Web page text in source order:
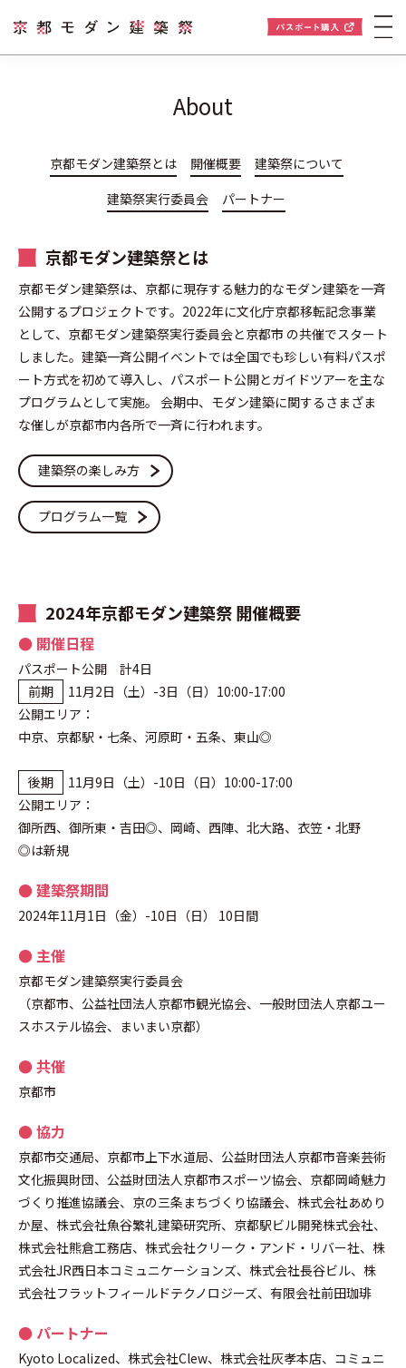
About
京都モダン建築祭とは 開催概要
建築祭について
建築祭実行委員会
パートナー
京都モダン建築祭とは
京都モダン建築祭は、京都に現存する魅力的なモダン建築を一斉
公開するプロジェクトです。2022年に文化庁京都移転記念事業
として、京都モダン建築祭実行委員会と京都市 の共催でスタート
しました。建築一斉公開イベントでは全国でも珍しい有料パスポ
ート方式を初めて導入し、パスポート公開とガイドツアーを主な
プログラムとして実施。 会期中、モダン建築に関するさまざま
な催しが京都市内各所で一斉に行われます。
建築祭の楽しみ方
プログラム一覧
2024年京都モダン建築祭 開催概要
● 開催日程
パスポート公開 計4日
前期
11月2日（土）-3日（日）10:00-17:00
公開エリア：
中京、京都駅・七条、河原町・五条、東山◎
後期
11月9日（土）-10日（日）10:00-17:00
公開エリア：
御所西、御所東・吉田◎、岡崎、西陣、北大路、衣笠・北野
◎は新規
● 建築祭期間
2024年11月1日（金）-10日（日） 10日間
● 主催
京都モダン建築祭実行委員会
（京都市、公益社団法人京都市観光協会、一般財団法人京都ユー
スホステル協会、まいまい京都）
● 共催
京都市
● 協力
京都市交通局、京都市上下水道局、公益財団法人京都市音楽芸術
文化振興財団、公益財団法人京都市スポーツ協会、京都岡崎魅力
づくり推進協議会、京の三条まちづくり協議会、株式会社あめり
か屋、株式会社魚谷繁礼建築研究所、京都駅ビル開発株式会社、
株式会社熊倉工務店、株式会社クリーク・アンド・リバー社、株
式会社JR西日本コミュニケーションズ、株式会社長谷ビル、株
式会社フラットフィールドテクノロジーズ、有限会社前田珈琲
● パートナー
Kyoto Localized、株式会社Clew、株式会社灰孝本店、コミュニ